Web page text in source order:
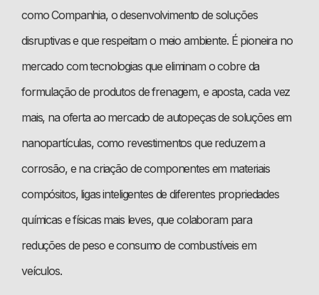
como Companhia, o desenvolvimento de soluções
disruptivas e que respeitam o meio ambiente. É pioneira no
mercado com tecnologias que eliminam o cobre da
formulação de produtos de frenagem, e aposta, cada vez
mais, na oferta ao mercado de autopeças de soluções em
nanopartículas, como revestimentos que reduzem a
corrosão, e na criação de componentes em materiais
compósitos, ligas inteligentes de diferentes propriedades
químicas e físicas mais leves, que colaboram para
reduções de peso e consumo de combustíveis em
veículos.